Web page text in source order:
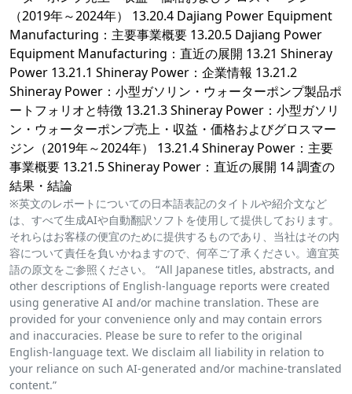
（2019年～2024年） 13.20.4 Dajiang Power Equipment
Manufacturing：主要事業概要 13.20.5 Dajiang Power
Equipment Manufacturing：直近の展開 13.21 Shineray
Power 13.21.1 Shineray Power：企業情報 13.21.2
Shineray Power：小型ガソリン・ウォーターポンプ製品ポ
ートフォリオと特徴 13.21.3 Shineray Power：小型ガソリ
ン・ウォーターポンプ売上・収益・価格およびグロスマー
ジン（2019年～2024年） 13.21.4 Shineray Power：主要
事業概要 13.21.5 Shineray Power：直近の展開 14 調査の
結果・結論
※英文のレポートについての日本語表記のタイトルや紹介文など
は、すべて生成AIや自動翻訳ソフトを使用して提供しております。
それらはお客様の便宜のために提供するものであり、当社はその内
容について責任を負いかねますので、何卒ご了承ください。適宜英
語の原文をご参照ください。 “All Japanese titles, abstracts, and
other descriptions of English-language reports were created
using generative AI and/or machine translation. These are
provided for your convenience only and may contain errors
and inaccuracies. Please be sure to refer to the original
English-language text. We disclaim all liability in relation to
your reliance on such AI-generated and/or machine-translated
content.”